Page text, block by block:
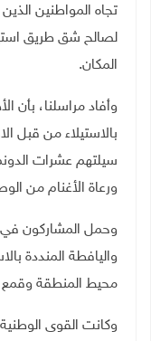
تجاه المواطنين
لصالح شق طريق
المكان.
وأفاد مراسلنا، بأن
بالاستيلاء من قبل
سيلتهم عشرات
ورعاة الأغنام من
وحمل المشاركون في
واليافطة المنددة
محيط المنطقة وقمع
وكانت القوى